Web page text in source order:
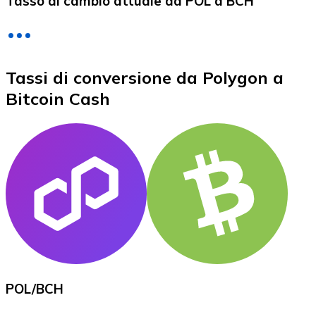
XRP
XRP
Tassi di conversione da Polygon a
Bitcoin Cash
POL/BCH